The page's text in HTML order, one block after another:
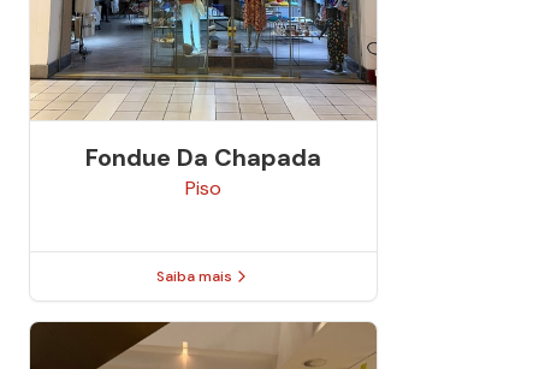
Fondue Da Chapada
Piso
Saiba mais